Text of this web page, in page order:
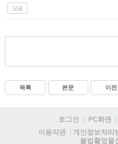
답글
목록 본문 이전
로그인 PC화면
이용약관
개인정보처리
불법촬영물